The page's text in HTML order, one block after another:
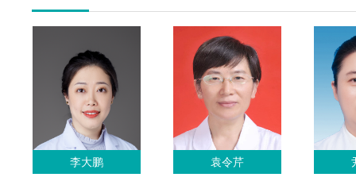
李大鹏 袁令芹